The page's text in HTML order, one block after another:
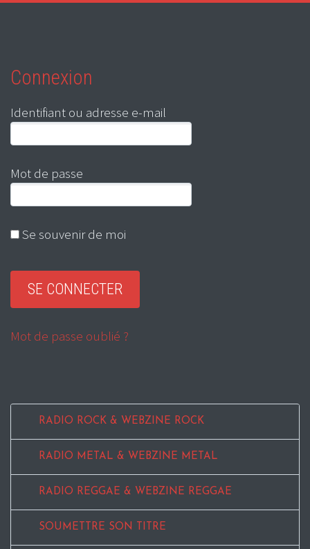
Connexion
Identifiant ou adresse e-mail
Mot de passe
Se souvenir de moi
Mot de passe oublié ?
RADIO ROCK & WEBZINE ROCK
RADIO METAL & WEBZINE METAL
RADIO REGGAE & WEBZINE REGGAE
SOUMETTRE SON TITRE